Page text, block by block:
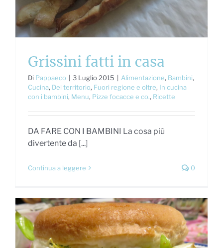
Grissini fatti in casa
Di Pappaeco 3 Luglio 2015 Alimentazione, Bambini,
Cucina, Del territorio, Fuori regione e oltre, In cucina
con i bambini, Menu, Pizze focacce e co., Ricette
DA FARE CON I BAMBINI La cosa più
divertente da [...]
Continua a leggere 0